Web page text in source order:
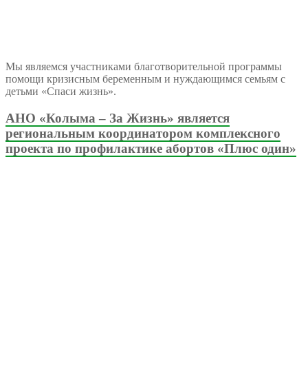
Мы являемся участниками благотворительной программы
помощи кризисным беременным и нуждающимся семьям с
детьми «Спаси жизнь».
АНО «Колыма – За Жизнь» является
региональным координатором комплексного
проекта по профилактике абортов «Плюс один»